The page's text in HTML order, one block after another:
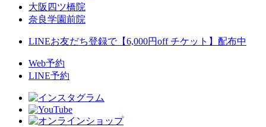
大阪四ツ橋院
奈良学園前院
LINEお友だち登録で【6,000円off チケット】配布中
Web予約
LINE予約